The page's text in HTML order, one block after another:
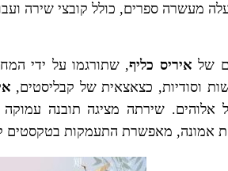
מעשרה ספרים, כולל קובצי שירה
של איריס כליף, שתורגמו על ידי
וסודיות, כצאצאית של קבליסטים,
אלוהים. שירתה מציגה תובנה עמוקה
אמונה, מאפשרת התעמקות בטקסטים